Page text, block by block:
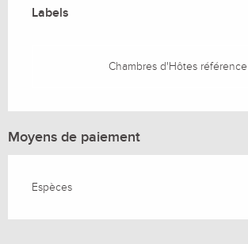
Labels
Labels
Chambres d'Hôtes référence
Moyens de paiement
Espèces